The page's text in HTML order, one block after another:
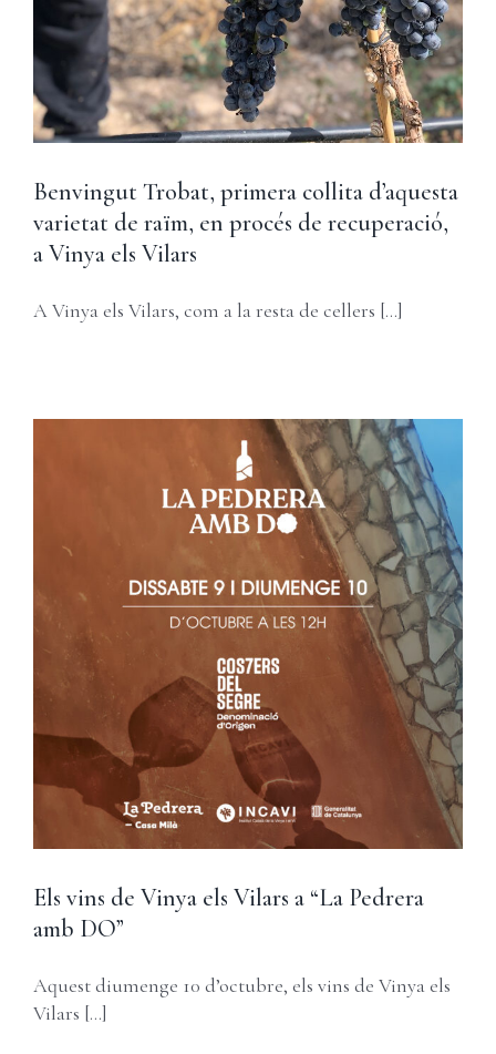
Username:
Password:
Register
Carret
Benvingut Trobat, primera collita d’aquesta
varietat de raïm, en procés de recuperació,
a Vinya els Vilars
A Vinya els Vilars, com a la resta de cellers [...]
Els vins de Vinya els Vilars a “La Pedrera
amb DO”
Aquest diumenge 10 d’octubre, els vins de Vinya els
Vilars [...]